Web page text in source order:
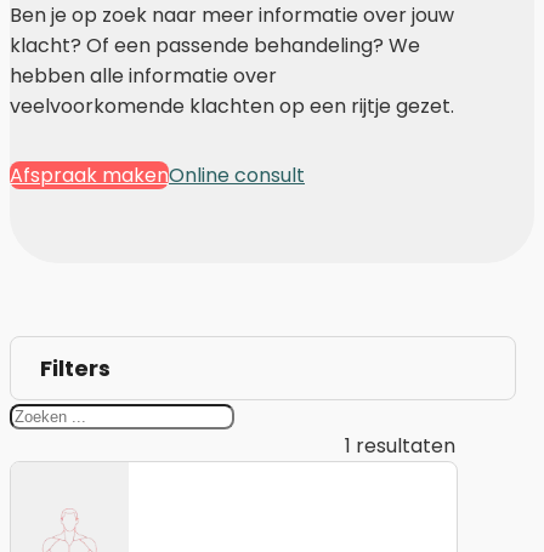
Ben je op zoek naar meer informatie over jouw
klacht? Of een passende behandeling? We
hebben alle informatie over
veelvoorkomende klachten op een rijtje gezet.
Afspraak makenOnline consult
Filters
1 resultaten